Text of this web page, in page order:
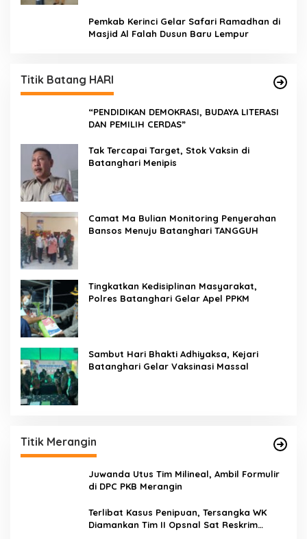
Pemkab Kerinci Gelar Safari Ramadhan di
Masjid Al Falah Dusun Baru Lempur
Titik Batang HARI
“PENDIDIKAN DEMOKRASI, BUDAYA LITERASI
DAN PEMILIH CERDAS”
Tak Tercapai Target, Stok Vaksin di
Batanghari Menipis
Camat Ma Bulian Monitoring Penyerahan
Bansos Menuju Batanghari TANGGUH
Tingkatkan Kedisiplinan Masyarakat,
Polres Batanghari Gelar Apel PPKM
Sambut Hari Bhakti Adhiyaksa, Kejari
Batanghari Gelar Vaksinasi Massal
Titik Merangin
Juwanda Utus Tim Milineal, Ambil Formulir
di DPC PKB Merangin
Terlibat Kasus Penipuan, Tersangka WK
Diamankan Tim II Opsnal Sat Reskrim